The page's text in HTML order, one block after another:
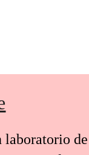
laboratorio de